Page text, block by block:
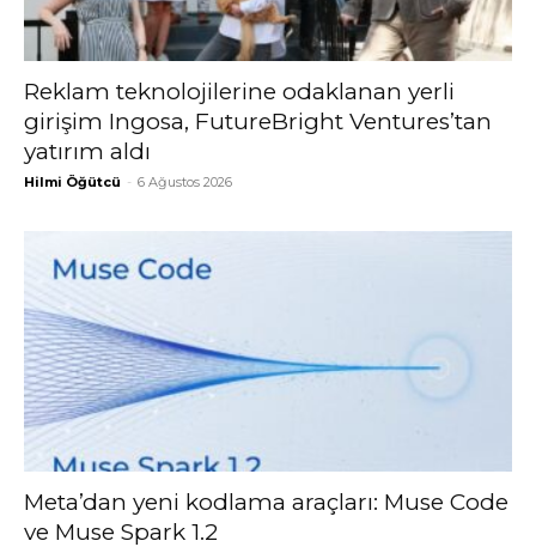
Reklam teknolojilerine odaklanan yerli
girişim Ingosa, FutureBright Ventures’tan
yatırım aldı
Hilmi Öğütcü - 6 Ağustos 2026
Meta’dan yeni kodlama araçları: Muse Code
ve Muse Spark 1.2